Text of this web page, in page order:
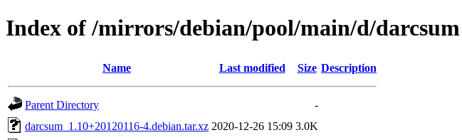
Index of /mirrors/debian/pool/main/d/darcsum
Name Last modified Size Description
Parent Directory
-
darcsum_1.10+20120116-4.debian.tar.xz 2020-12-26 15:09 3.0K